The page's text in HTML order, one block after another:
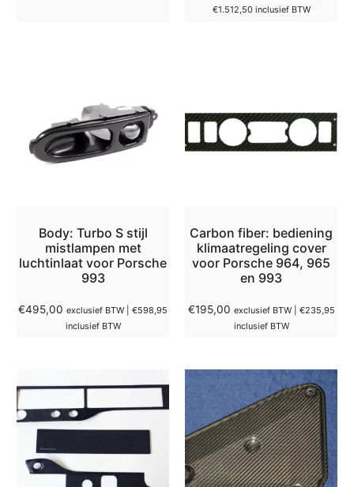
€1.512,50inclusief BTW
Body: Turbo S stijl
mistlampen met
luchtinlaat voor Porsche
993
€495,00 exclusief BTW | €598,95
inclusief BTW
Carbon fiber: bediening
klimaatregeling cover
voor Porsche 964, 965
en 993
€195,00 exclusief BTW | €235,95
inclusief BTW